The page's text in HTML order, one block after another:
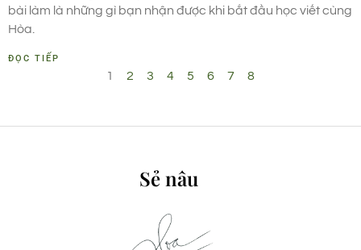
bài làm là những gì bạn nhận được khi bắt đầu học viết cùng
Hòa.
ĐỌC TIẾP
1 2 3 4 5 6 7 8
Sẻ nâu